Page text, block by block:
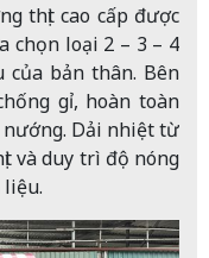
thịt cao cấp được
chọn loại 2 – 3 – 4
bản thân. Bên
gỉ, hoàn toàn
Dải nhiệt từ
và duy trì độ nóng